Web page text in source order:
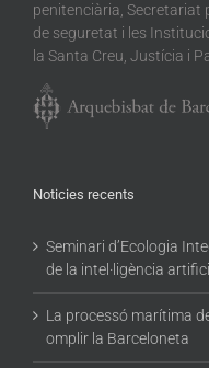
penitenciària, Secretariat
de seguretat i les
la Santa Creu, Justícia i
Noticies recents
Seminari d’Ecologia
de la intel·ligència
La processó marítima
omplir la Barceloneta